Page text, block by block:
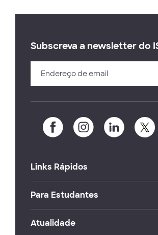
Subscreva a newsletter do
Links Rápidos
Para Estudantes
Atualidade